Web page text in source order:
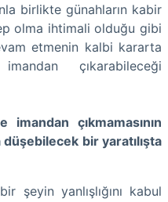
birlikte günahların kabir
olma ihtimali olduğu gibi
etmenin kalbi kararta
çıkarabileceği
çıkmamasının
bir yaratılışta
şeyin yanlışlığını kabul